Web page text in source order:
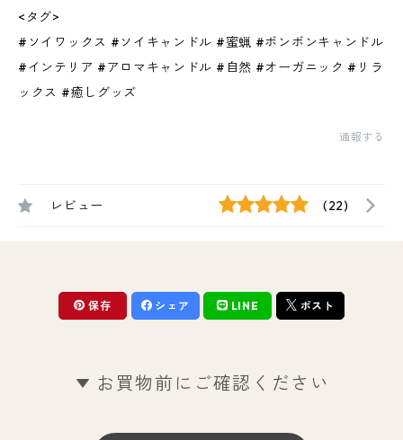
<タグ>
#ソイワックス #ソイキャンドル #蜜蝋 #ボンボンキャンドル
#インテリア #アロマキャンドル #自然 #オーガニック #リラ
ックス #癒しグッズ
通報する
レビュー (22)
保存 シェア LINE ポスト
お買物前にご確認ください